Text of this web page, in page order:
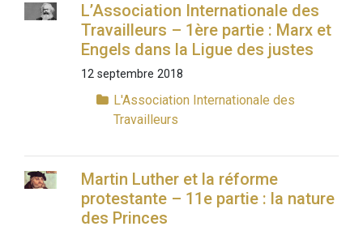
L’Association Internationale des
Travailleurs – 1ère partie : Marx et
Engels dans la Ligue des justes
12 septembre 2018
L'Association Internationale des
Travailleurs
Martin Luther et la réforme
protestante – 11e partie : la nature
des Princes